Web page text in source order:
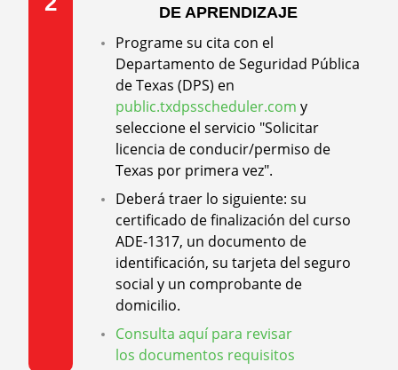
DE APRENDIZAJE
Programe su cita con el
Departamento de Seguridad Pública
de Texas (DPS) en
public.txdpsscheduler.com y
seleccione el servicio "Solicitar
licencia de conducir/permiso de
Texas por primera vez".
Deberá traer lo siguiente: su
certificado de finalización del curso
ADE-1317, un documento de
identificación, su tarjeta del seguro
social y un comprobante de
domicilio.
Consulta aquí para revisar
los documentos requisitos